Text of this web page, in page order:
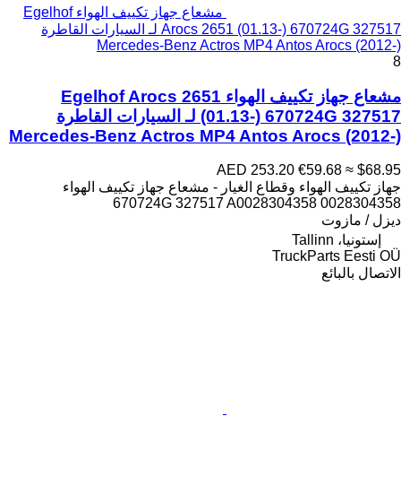
مشعاع جهاز تكييف الهواء Egelhof
Arocs 2651 (01.13-) 670724G 327517 لـ السيارات القاطرة
Mercedes-Benz Actros MP4 Antos Arocs (2012-)
8
مشعاع جهاز تكييف الهواء Egelhof Arocs 2651
(01.13-) 670724G 327517 لـ السيارات القاطرة
Mercedes-Benz Actros MP4 Antos Arocs (2012-)
AED 253.20 €59.68 ≈ $68.95
جهاز تكييف الهواء وقطاع الغيار - مشعاع جهاز تكييف الهواء
670724G 327517 A0028304358 0028304358
ديزل / مازوت
إستونيا، Tallinn
TruckParts Eesti OÜ
الاتصال بالبائع